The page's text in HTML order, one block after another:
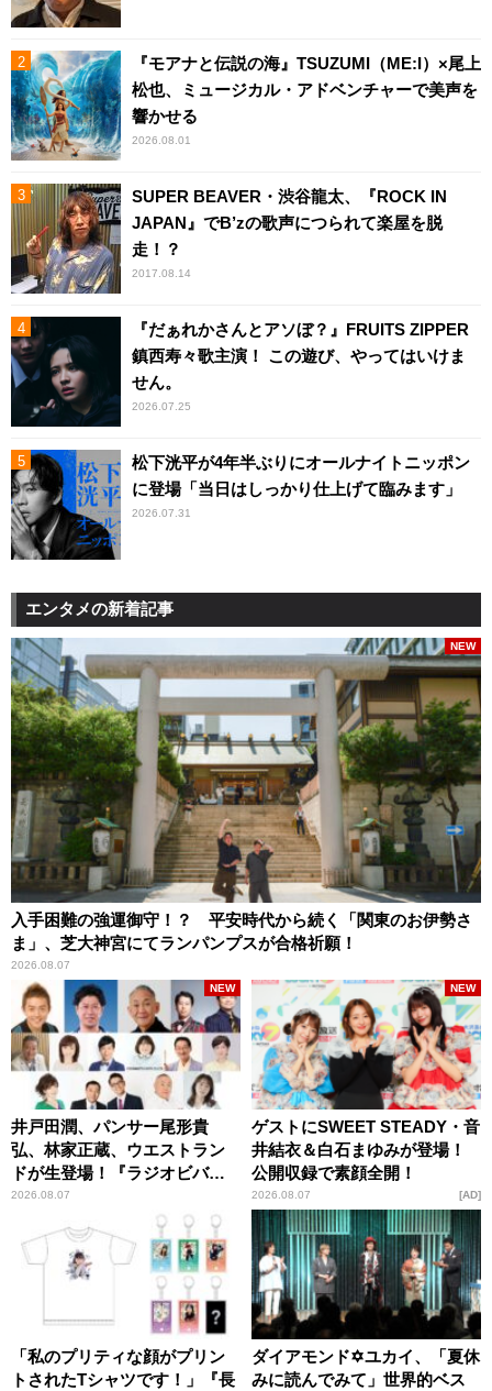
『モアナと伝説の海』TSUZUMI（ME:I）×尾上
松也、ミュージカル・アドベンチャーで美声を
響かせる
2026.08.01
SUPER BEAVER・渋谷龍太、『ROCK IN
JAPAN』でB’zの歌声につられて楽屋を脱
走！？
2017.08.14
『だぁれかさんとアソぼ？』FRUITS ZIPPER
鎮西寿々歌主演！ この遊び、やってはいけま
せん。
2026.07.25
松下洸平が4年半ぶりにオールナイトニッポン
に登場「当日はしっかり仕上げて臨みます」
2026.07.31
エンタメの新着記事
入手困難の強運御守！？ 平安時代から続く「関東のお伊勢さ
ま」、芝大神宮にてランパンプスが合格祈願！
2026.08.07
NEW
井戸田潤、パンサー尾形貴
弘、林家正蔵、ウエストラン
ドが生登場！『ラジオビバリ
ー昼ズ』
2026.08.07
NEW
ゲストにSWEET STEADY・音
井結衣＆白石まゆみが登場！
公開収録で素顔全開！
2026.08.07
NEW
AD
「私のプリティな顔がプリン
トされたTシャツです！」『長
ダイアモンド✡ユカイ、「夏休
みに読んでみて」世界的ベス